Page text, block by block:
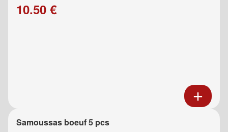
10.50 €
Samoussas boeuf 5 pcs